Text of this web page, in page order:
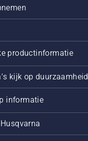
productinformatie
kijk op duurzaamheid
informatie